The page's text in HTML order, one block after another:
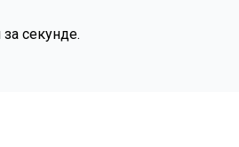
секунде.